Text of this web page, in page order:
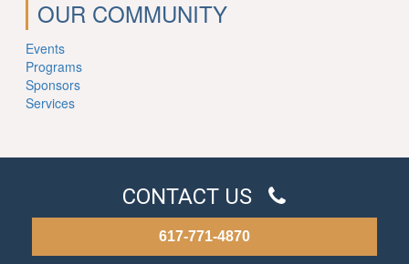
OUR COMMUNITY
Events
Programs
Sponsors
Services
CONTACT US
617-771-4870